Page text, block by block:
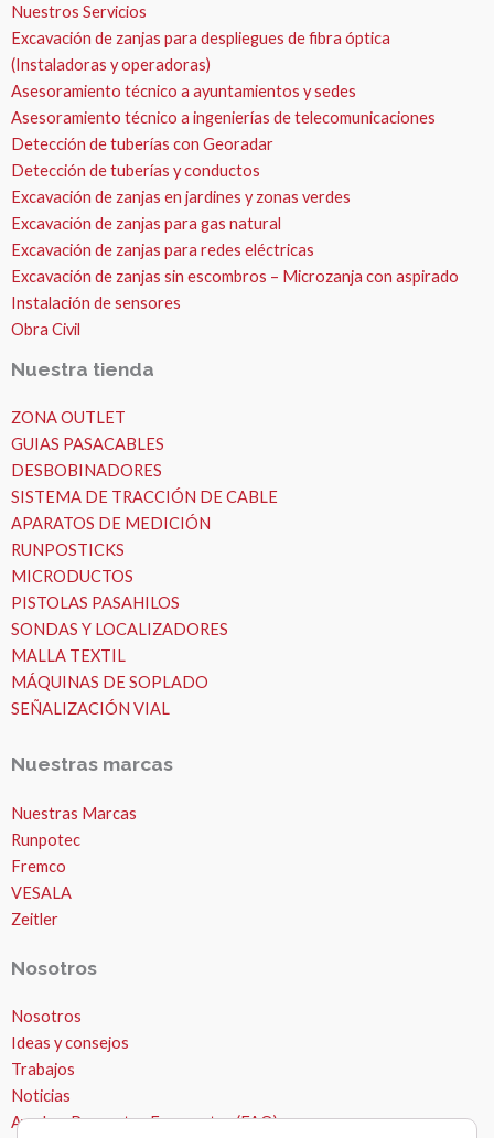
Nuestros Servicios
Excavación de zanjas para despliegues de fibra óptica
(Instaladoras y operadoras)
Asesoramiento técnico a ayuntamientos y sedes
Asesoramiento técnico a ingenierías de telecomunicaciones
Detección de tuberías con Georadar
Detección de tuberías y conductos
Excavación de zanjas en jardines y zonas verdes
Excavación de zanjas para gas natural
Excavación de zanjas para redes eléctricas
Excavación de zanjas sin escombros – Microzanja con aspirado
Instalación de sensores
Obra Civil
Nuestra tienda
ZONA OUTLET
GUIAS PASACABLES
DESBOBINADORES
SISTEMA DE TRACCIÓN DE CABLE
APARATOS DE MEDICIÓN
RUNPOSTICKS
MICRODUCTOS
PISTOLAS PASAHILOS
SONDAS Y LOCALIZADORES
MALLA TEXTIL
MÁQUINAS DE SOPLADO
SEÑALIZACIÓN VIAL
Nuestras marcas
Nuestras Marcas
Runpotec
Fremco
VESALA
Zeitler
Nosotros
Nosotros
Ideas y consejos
Trabajos
Noticias
Ayuda – Preguntas Frecuentes (FAQ)